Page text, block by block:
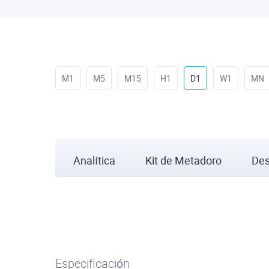
M1 M5 M15 H1 D1 W1 MN
Analítica Kit de Metadoro
Especificación